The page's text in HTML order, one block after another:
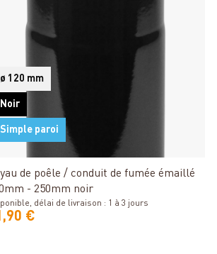
ø 120 mm
Noir
Simple paroi
de poêle / conduit de fumée émaillé
- 250mm noir
délai de livraison : 1 à 3 jours
€